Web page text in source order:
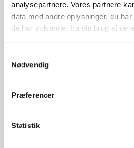
analysepartnere. Vores partnere
data med andre oplysninger, du
de har indsamlet fra din brug af
Nødvendig
Præferencer
Statistik
Har du spørgsmål?
service eller andet. Kontakt os for
og sparring.